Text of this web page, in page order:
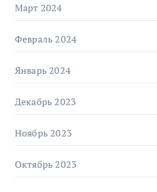
Март 2024
Февраль 2024
Январь 2024
Декабрь 2023
Ноябрь 2023
Октябрь 2023